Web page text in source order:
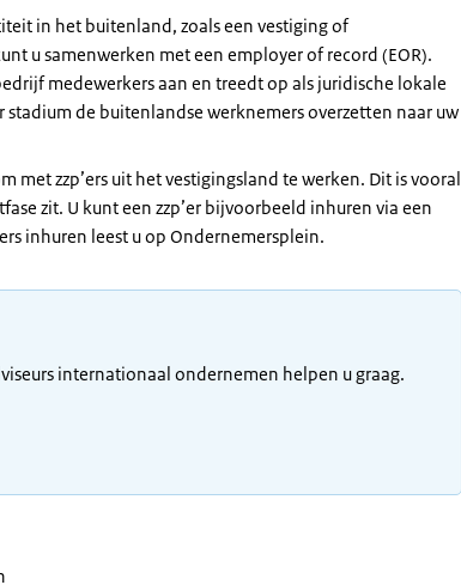
in het buitenland, zoals een vestiging of
u samenwerken met een employer of record (EOR).
medewerkers aan en treedt op als juridische lokale
stadium de buitenlandse werknemers overzetten naar uw
met zzp’ers uit het vestigingsland te werken. Dit is vooral
zit. U kunt een zzp’er bijvoorbeeld inhuren via een
inhuren leest u op Ondernemersplein.
internationaal ondernemen helpen u graag.